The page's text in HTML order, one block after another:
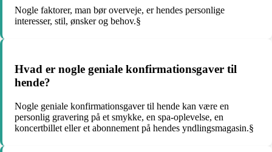
Nogle faktorer, man bør overveje, er hendes personlige
interesser, stil, ønsker og behov.§
Hvad er nogle geniale konfirmationsgaver til
hende?
Nogle geniale konfirmationsgaver til hende kan være en
personlig gravering på et smykke, en spa-oplevelse, en
koncertbillet eller et abonnement på hendes yndlingsmagasin.§